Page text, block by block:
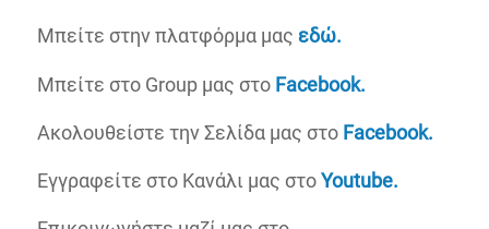
Μπείτε στην πλατφόρμα μας εδώ.
Μπείτε στο Group μας στο Facebook.
Ακολουθείστε την Σελίδα μας στο Facebook.
Εγγραφείτε στο Κανάλι μας στοYoutube.